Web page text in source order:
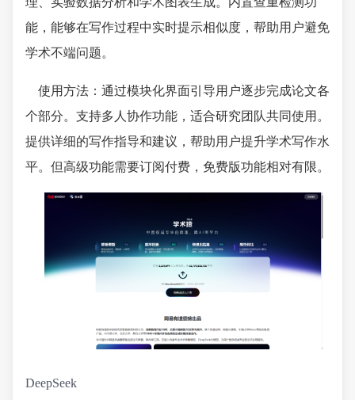
能，能够在写作过程中实时提示相似度，帮助用户避免
学术不端问题。
使用方法：通过模块化界面引导用户逐步完成论文各
个部分。支持多人协作功能，适合研究团队共同使用。
提供详细的写作指导和建议，帮助用户提升学术写作水
平。但高级功能需要订阅付费，免费版功能相对有限。
DeepSeek